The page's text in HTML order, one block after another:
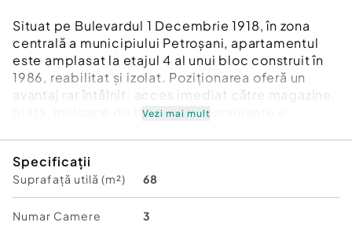
Situat pe Bulevardul 1 Decembrie 1918, în zona
centrală a municipiului Petroșani, apartamentul
este amplasat la etajul 4 al unui bloc construit în
1986, reabilitat și izolat. Poziționarea oferă un
avantaj rar întâlnit: acces imediat către magazine,
piață, mijloace de transport, restaurante și
Locuința are o suprafață utilă de 68 mp, la care se
adaugă aproximativ 7 mp de balcoane închise cu
tâmplărie termopan, rezultând o suprafață totală
Vezi mai mult
Specificații
Suprafață utilă (m²) 68
Numar Camere 3